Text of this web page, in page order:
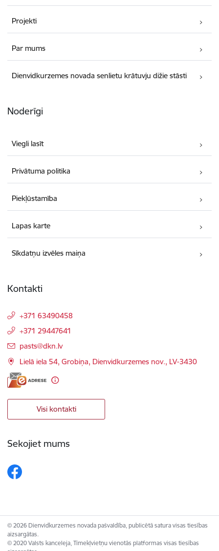
Projekti
Par mums
Dienvidkurzemes novada senlietu krātuvju dižie stāsti
Noderīgi
Viegli lasīt
Privātuma politika
Piekļūstamība
Lapas karte
Sīkdatņu izvēles maiņa
Kontakti
+371 63490458
+371 29447641
E-pasts:
pasts@dkn.lv
Lielā iela 54, Grobiņa, Dienvidkurzemes nov., LV-3430
Visi kontakti
Sekojiet mums
© 2026 Dienvidkurzemes novada pašvaldība, publicētā satura visas tiesības
aizsargātas.
© 2020 Valsts kanceleja, Tīmekļvietņu vienotās platformas visas tiesības